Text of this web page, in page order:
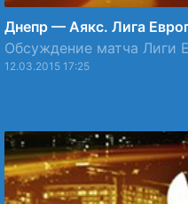
Днепр — Аякс. Лига
Обсуждение матча Лиги
12.03.2015 17:25